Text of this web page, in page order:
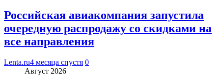
Российская авиакомпания запустила
очередную распродажу со скидками на
все направления
Lenta.ru4 месяца спустя 0
Август 2026